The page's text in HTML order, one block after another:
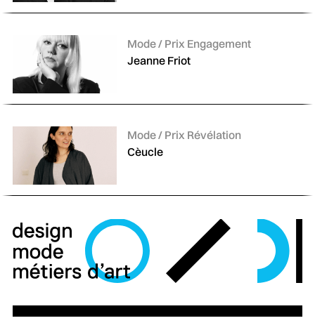
Catégories :
Mode / Prix Engagement
Jeanne Friot
Catégories :
Mode / Prix Révélation
Cèucle